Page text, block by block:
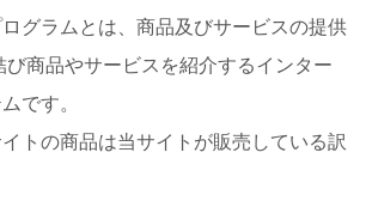
グラムとは、商品及びサービスの提供
び商品やサービスを紹介するインター
です。
トの商品は当サイトが販売している訳